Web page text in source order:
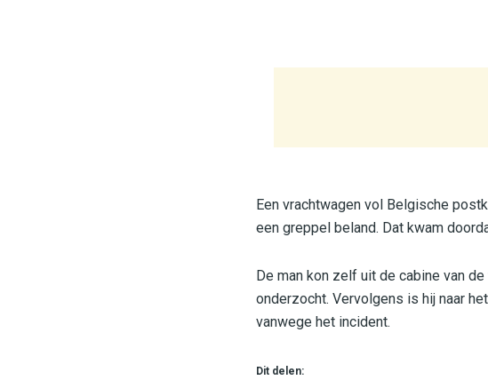
Een vrachtwagen vol Belgische
een greppel beland. Dat kwam
De man kon zelf uit de cabine van
onderzocht. Vervolgens is hij naar
vanwege het incident.
Dit delen: